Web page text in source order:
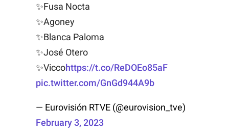
✨Fusa Nocta
✨Agoney
✨Blanca Paloma
✨José Otero
✨Viccohttps://t.co/ReDOEo85aF
pic.twitter.com/GnGd944A9b
— Eurovisión RTVE (@eurovision_tve)
February 3, 2023